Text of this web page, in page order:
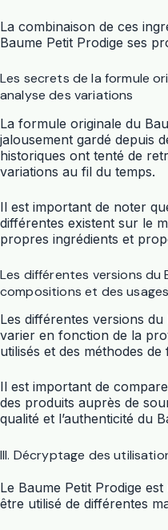
La combinaison de ces
Baume Petit Prodige ses
Les secrets de la formule
analyse des variations
La formule originale du
jalousement gardé depuis
historiques ont tenté de
variations au fil du temps.
Il est important de noter
différentes existent sur le
propres ingrédients et
Les différentes versions du
compositions et des usages
Les différentes versions
varier en fonction de la
utilisés et des méthodes de
Il est important de
des produits auprès de
qualité et l’authenticité du
III. Décryptage des
Le Baume Petit Prodige
être utilisé de différentes